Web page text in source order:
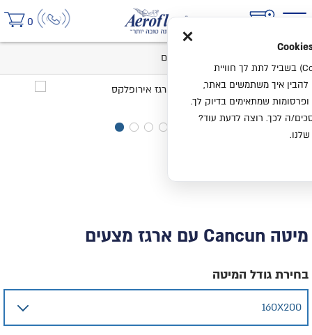
0
מיטה Cancun עם ארגז מצעים
בחירת גודל המיטה
×
אנחנו משתמשים בעוגיות (Cookies) בשביל לתת לך חוויית
להבין איך משתמשים באתר,
שמתאימים בדיוק לך.
ה לכך. רוצה לדעת עוד?